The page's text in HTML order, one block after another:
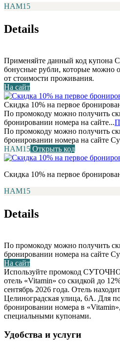
НАМ15
Details
Применяйте данный код купона
бонусные рубли, которые можно
от стоимости проживания.
На сайт
Скидка 10% на первое
По промокоду можно получить
бронировании номера на сайте...
По промокоду можно получить
бронировании номера на сайте
НАМ15 Открыть код
Скидка 10% на первое
НАМ15
Details
По промокоду можно получить
бронировании номера на сайте
На сайт
Используйте промокод
отель «Vitamin» со скидкой до
сентябрь 2026 года. Отель
Целиноградская улица, 6А. Для
бронировании номера в
специальными купонами.
Удобства и услуги